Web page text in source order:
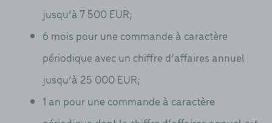
jusqu’à 7 500 EUR;
6 mois pour une commande à caractère
périodique avec un chiffre d’affaires annuel
jusqu’à 25 000 EUR;
1 an pour une commande à caractère